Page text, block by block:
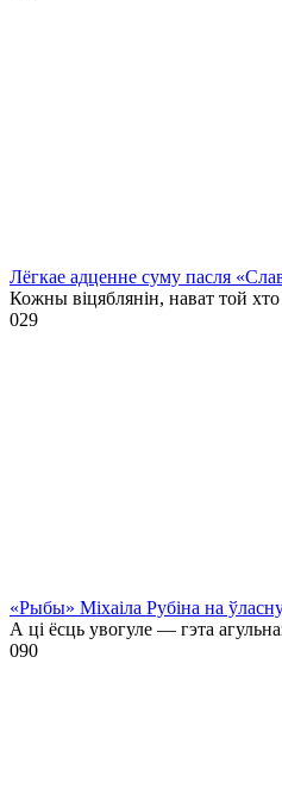
Лёгкае адценне суму пасля
Кожны віцяблянін, нават той
029
«Рыбы» Міхаіла Рубіна на
А ці ёсць увогуле — гэта
090